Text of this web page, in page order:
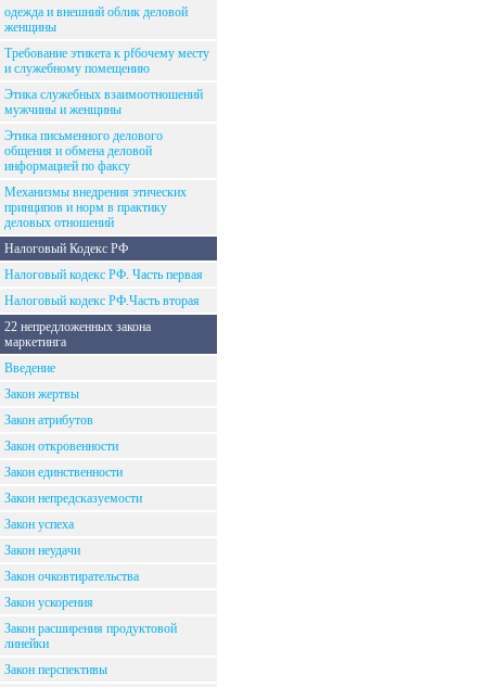
одежда и внешний облик деловой
женщины
Требование этикета к рfбочему месту
и служебному помещению
Этика служебных взаимоотношений
мужчины и женщины
Этика письменного делового
общения и обмена деловой
информацией по факсу
Механизмы внедрения этических
принципов и норм в практику
деловых отношений
Налоговый Кодекс РФ
Налоговый кодекс РФ. Часть первая
Налоговый кодекс РФ.Часть вторая
22 непредложенных закона
маркетинга
Введение
Закон жертвы
Закон атрибутов
Закон откровенности
Закон единственности
Закон непредсказуемости
Закон успеха
Закон неудачи
Закон очковтирательства
Закон ускорения
Закон расширения продуктовой
линейки
Закон перспективы